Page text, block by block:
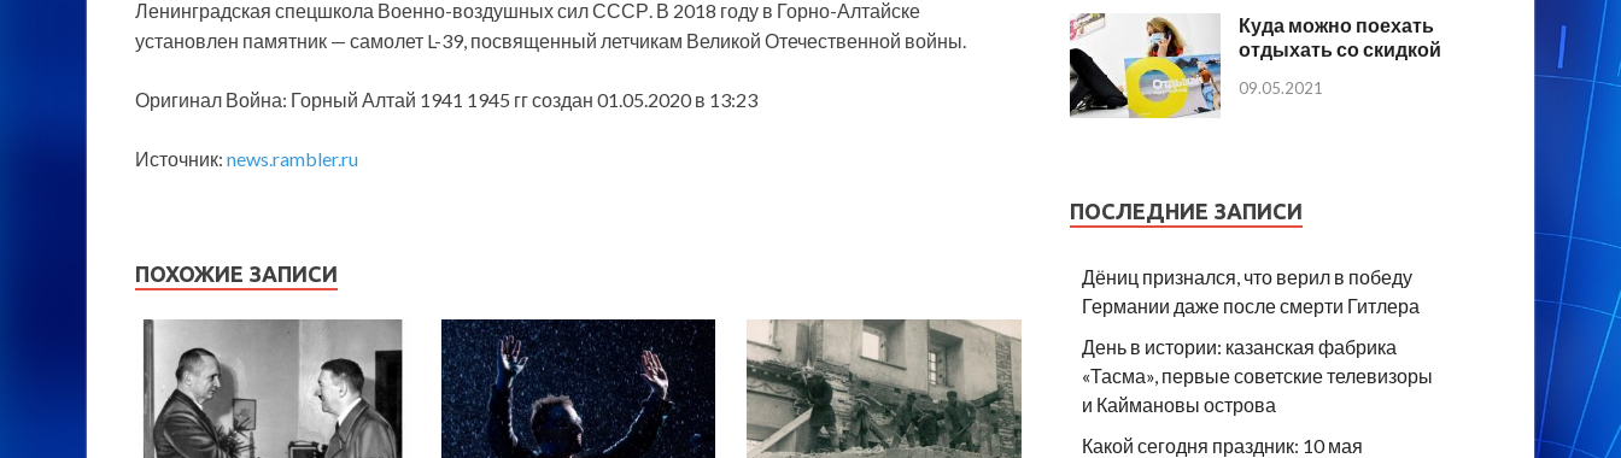
Ленинградская спецшкола Военно-воздушных сил СССР. В 2018 году в Горно-Алтайске
установлен памятник — самолет L-39, посвященный летчикам Великой Отечественной войны.
Оригинал Война: Горный Алтай 1941 1945 гг создан 01.05.2020 в 13:23
Источник: news.rambler.ru
ПОХОЖИЕ ЗАПИСИ
Куда можно поехать
отдыхать со скидкой
09.05.2021
ПОСЛЕДНИЕ ЗАПИСИ
Дёниц признался, что верил в победу
Германии даже после смерти Гитлера
День в истории: казанская фабрика
«Тасма», первые советские телевизоры
и Каймановы острова
Какой сегодня праздник: 10 мая